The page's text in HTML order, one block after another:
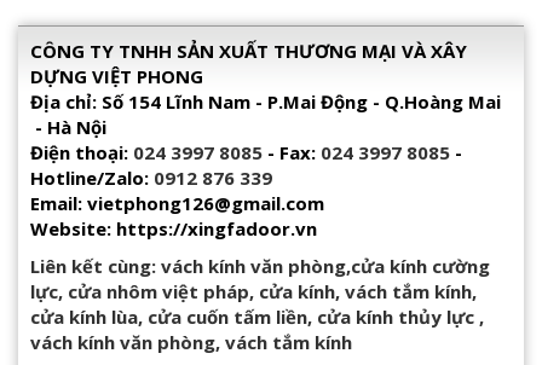
CÔNG TY TNHH SẢN XUẤT THƯƠNG MẠI VÀ XÂY
DỰNG VIỆT PHONG
Địa chỉ: Số 154 Lĩnh Nam - P.Mai Động - Q.Hoàng Mai
- Hà Nội
Điện thoại: 024 3997 8085 - Fax: 024 3997 8085 -
Hotline/Zalo: 0912 876 339
Email: vietphong126@gmail.com
Website: https://xingfadoor.vn
Liên kết cùng: vách kính văn phòng,cửa kính cường
lực, cửa nhôm việt pháp, cửa kính, vách tắm kính,
cửa kính lùa, cửa cuốn tấm liền, cửa kính thủy lực ,
vách kính văn phòng, vách tắm kính